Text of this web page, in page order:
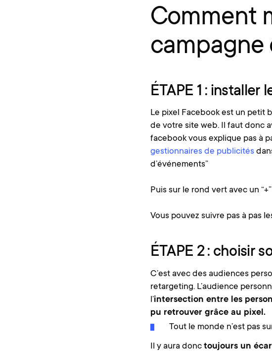
Comment
campagne
ÉTAPE 1 : installer
Le pixel Facebook est un petit
de votre site web. Il faut donc
facebook vous explique pas à
gestionnaires de publicités
d’événements”
Puis sur le rond vert avec un
Vous pouvez suivre pas à pas
ÉTAPE 2 : choisir
C’est avec des audiences
retargeting. L’audience
l’intersection entre les
pu retrouver grâce au pixel.
Tout le monde n’est pas
Il y aura donc toujours un